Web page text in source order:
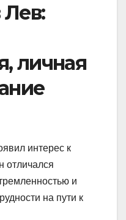
личная
интерес к
отличался
и
на пути к